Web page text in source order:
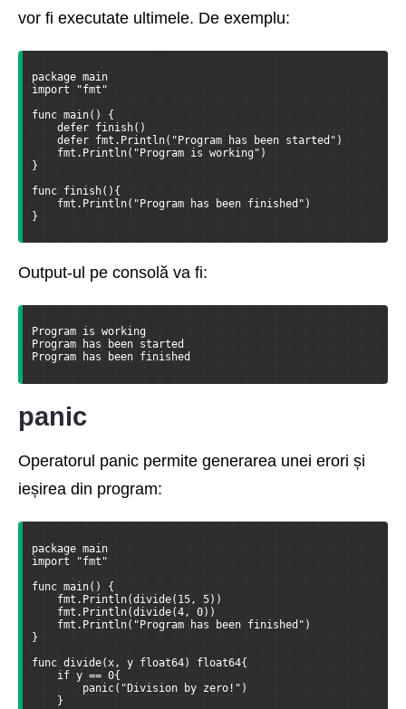
vor fi executate ultimele. De exemplu:
package main
import "fmt"
func main() {
defer finish()
defer fmt.Println("Program has been started")
fmt.Println("Program is working")
}
func finish(){
fmt.Println("Program has been finished")
}
Output-ul pe consolă va fi:
Program is working
Program has been started
Program has been finished
panic
Operatorul panic permite generarea unei erori și
ieșirea din program:
package main
import "fmt"
func main() {
fmt.Println(divide(15, 5))
fmt.Println(divide(4, 0))
fmt.Println("Program has been finished")
}
func divide(x, y float64) float64{
if y == 0{
panic("Division by zero!")
}